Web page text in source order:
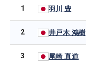
1 羽川 豊
2 井戸木 鴻樹
3 尾崎 直道